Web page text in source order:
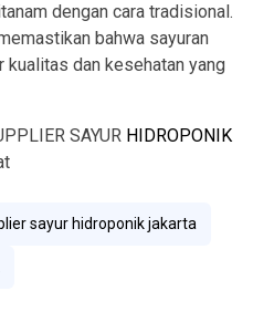
dengan cara tradisional.
bahwa sayuran
dan kesehatan yang
SAYUR HIDROPONIK
sayur hidroponik jakarta